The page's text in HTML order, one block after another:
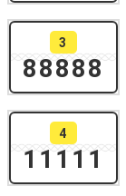
3
88888
4
11111